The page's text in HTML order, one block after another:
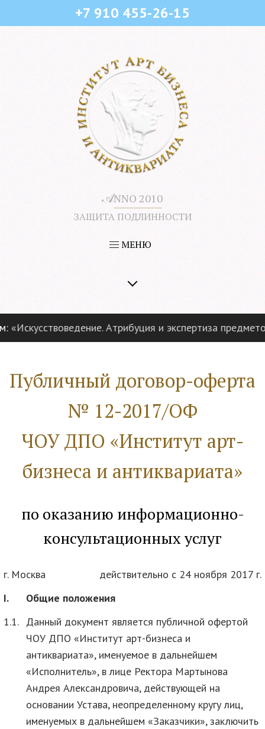
+7 910 455-26-15
𝒜NNO 2010
ЗАЩИТА ПОДЛИННОСТИ
МЕНЮ
Атрибуция и экспертиза предметов
Публичный договор-оферта
№ 12-2017/ОФ
ЧОУ ДПО «Институт арт-
бизнеса и антиквариата»
по оказанию информационно-
консультационных услуг
г. Москва
действительно с 24 ноября 2017 г.
I.
Общие положения
1.1. Данный документ является публичной офертой
ЧОУ ДПО «Институт арт-бизнеса и
антиквариата», именуемое в дальнейшем
«Исполнитель», в лице Ректора Мартынова
Андрея Александровича, действующей на
основании Устава, неопределенному кругу лиц,
именуемых в дальнейшем «Заказчики», заключить